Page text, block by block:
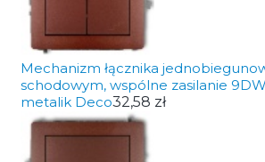
Mechanizm łącznika
schodowym, wspólne zasilanie
metalik Deco32,58 zł